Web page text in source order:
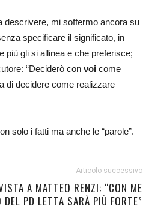
descrivere, mi soffermo ancora su
specificare il significato, in
più gli si allinea e che preferisce;
“Deciderò con voi come
di decidere come realizzare
solo i fatti ma anche le “parole”.
Articolo successivo
A MATTEO RENZI: “CON ME
DEL PD LETTA SARÀ PIÙ FORTE”